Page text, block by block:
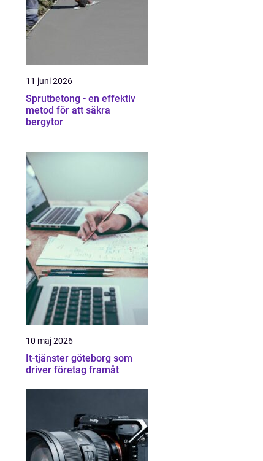
11 juni 2026
Sprutbetong - en effektiv
metod för att säkra
bergytor
10 maj 2026
It-tjänster göteborg som
driver företag framåt